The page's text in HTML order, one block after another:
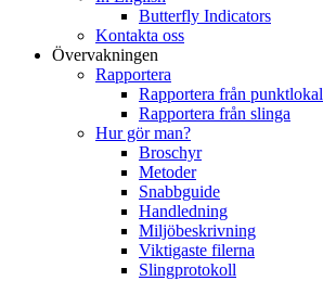
Butterfly Indicators
Kontakta oss
Övervakningen
Rapportera
Rapportera från punktlokal
Rapportera från slinga
Hur gör man?
Broschyr
Metoder
Snabbguide
Handledning
Miljöbeskrivning
Viktigaste filerna
Slingprotokoll